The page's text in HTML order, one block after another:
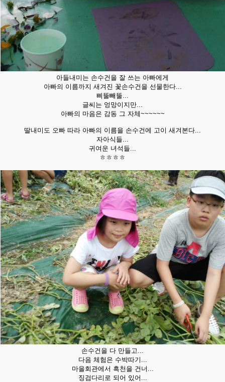
아들내미는 손수건을 잘 쓰는 아빠에게
아빠의 이름까지 새겨진 꽃손수건을 선물한다...
삐뚤빼뚤...
글씨는 엉망이지만...
아빠의 마음은 감동 그 자체~~~~~~
딸내미도 오빠 따라 아빠의 이름을 손수건에 고이 새겨본다...
자아식들...
귀여운 녀석들...
ㅎㅎㅎㅎ
손수건을 다 만들고...
다음 체험은 수박따기...
마을회관에서 흑천을 건너...
징검다리로 되어 있어...